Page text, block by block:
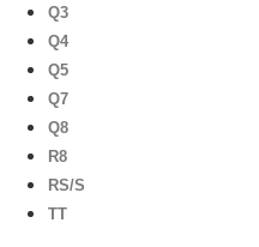
Q3
Q4
Q5
Q7
Q8
R8
RS/S
TT